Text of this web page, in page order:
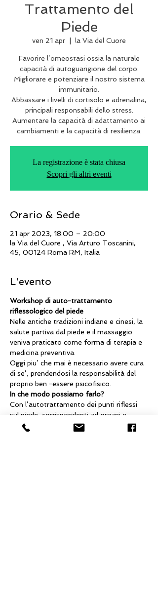
Trattamento del
Piede
ven 21 apr la Via del Cuore
Favorire l’omeostasi ossia la naturale
capacità di autoguarigione del corpo.
Migliorare e potenziare il nostro sistema
immunitario.
Abbassare i livelli di cortisolo e adrenalina,
principali responsabili dello stress.
Aumentare la capacità di adattamento ai
cambiamenti e la capacità di resilienza.
La registrazione è stata chiusa
Scopri gli altri eventi
Orario & Sede
21 apr 2023, 18:00 – 20:00
la Via del Cuore , Via Arturo Toscanini,
45, 00124 Roma RM, Italia
L'evento
Workshop di auto-trattamento
riflessologico del piede
Nelle antiche tradizioni indiane e cinesi, la
salute partiva dal piede e il massaggio
veniva praticato come forma di terapia e
medicina preventiva.
Oggi piu’ che mai è necessario avere cura
di se’, prendendosi la responsabilità del
proprio ben -essere psicofisico.
In che modo possiamo farlo?
Con l’autotrattamento dei punti riflessi
sul piede, corrispondenti ad organi e
apparati del nostro corpo e attraverso la